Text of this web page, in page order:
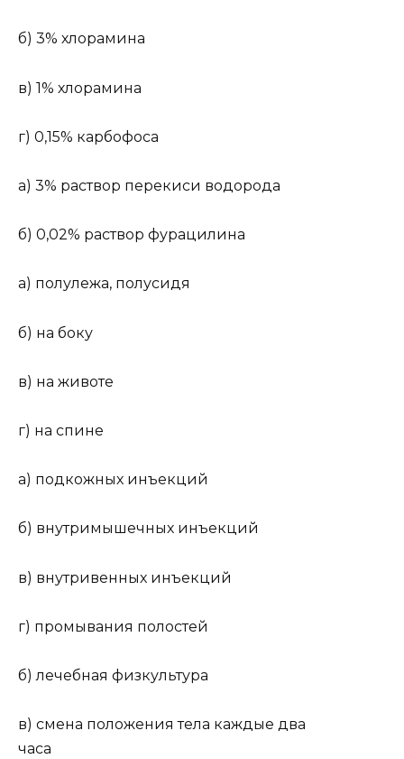
б) 3% хлорамина
в) 1% хлорамина
г) 0,15% карбофоса
а) 3% раствор перекиси водорода
б) 0,02% раствор фурацилина
а) полулежа, полусидя
б) на боку
в) на животе
г) на спине
а) подкожных инъекций
б) внутримышечных инъекций
в) внутривенных инъекций
г) промывания полостей
б) лечебная физкультура
в) смена положения тела каждые два
часа